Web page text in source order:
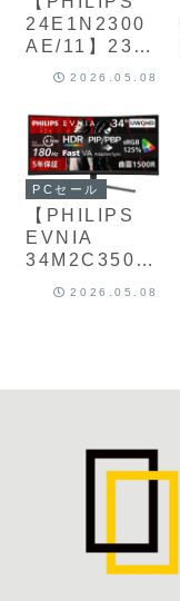
iOS両対応の
シームレス接
続を備えた完
全ワイヤレス
Amazonにて
32%OFFの
16,980円
24E1N2300
AE/11】23.8
型・フルHD・
最大120Hzリ
フレッシュレ
ート・USB
Type‑C65W
給電対応の高
コスパモニタ
ーがAmazon
にて7%OFF
の16,800円
2026.05.08
PCセール
【PHILIPS
EVNIA
34M2C3500
180Hzリフレ
答、HDR10
湾曲ウルトラ
ワイドゲーミ
2026.05.08